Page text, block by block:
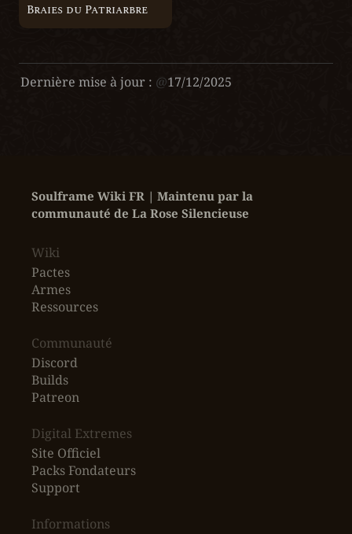
Braies du Patriarbre
Dernière mise à jour : @17/12/2025
Soulframe Wiki FR | Maintenu par la
communauté de La Rose Silencieuse
Wiki
Pactes
Armes
Ressources
‎Communauté
Discord
Builds
Patreon
Digital Extremes
Site Officiel
Packs Fondateurs
Support
Informations